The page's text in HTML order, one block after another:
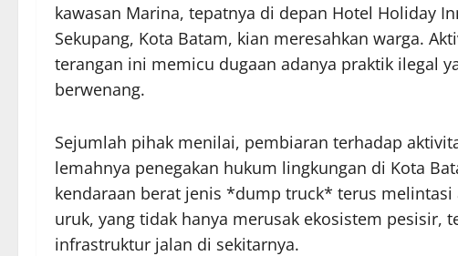
kawasan Marina, tepatnya di depan Hotel Holiday
Sekupang, Kota Batam, kian meresahkan warga.
terangan ini memicu dugaan adanya praktik ilegal
berwenang.
Sejumlah pihak menilai, pembiaran terhadap
lemahnya penegakan hukum lingkungan di Kota
kendaraan berat jenis *dump truck* terus
uruk, yang tidak hanya merusak ekosistem pesisir,
infrastruktur jalan di sekitarnya.